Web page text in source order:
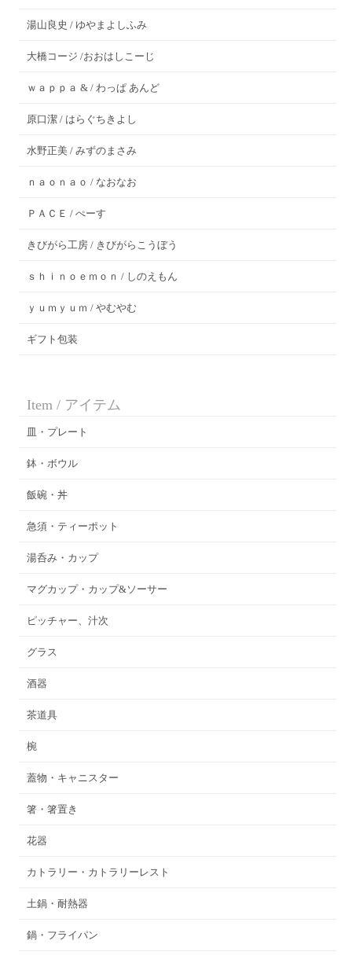
湯山良史 / ゆやまよしふみ
大橋コージ /おおはしこーじ
ｗａｐｐａ & / わっぱ あんど
原口潔 / はらぐちきよし
水野正美 / みずのまさみ
ｎａｏｎａｏ / なおなお
ＰＡＣＥ / ぺーす
きびがら工房 / きびがらこうぼう
ｓｈｉｎｏｅｍｏｎ / しのえもん
ｙｕｍｙｕｍ / やむやむ
ギフト包装
Item / アイテム
皿・プレート
鉢・ボウル
飯碗・丼
急須・ティーポット
湯呑み・カップ
マグカップ・カップ&ソーサー
ピッチャー、汁次
グラス
酒器
茶道具
椀
蓋物・キャニスター
箸・箸置き
花器
カトラリー・カトラリーレスト
土鍋・耐熱器
鍋・フライパン